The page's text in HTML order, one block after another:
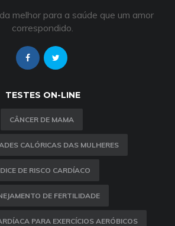
melhor para a saúde que um amor
correspondido.
TESTES ON-LINE
CÂNCER DE MAMA
CALÓRICAS DAS MULHERES
DE RISCO CARDÍACO
DE FERTILIDADE
PARA EXERCÍCIOS AERÓBICOS